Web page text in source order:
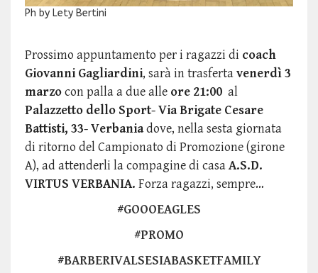
Ph by Lety Bertini
Prossimo appuntamento per i ragazzi di coach
Giovanni Gagliardini, sarà in trasfertavenerdì 3
marzocon palla a due alle ore 21:00 al
Palazzetto dello Sport- Via Brigate Cesare
Battisti, 33- Verbaniadove, nella sesta giornata
di ritorno del Campionato di Promozione (girone
A), ad attenderli la compagine di casaA.S.D.
VIRTUS VERBANIA. Forza ragazzi, sempre…
#GOOOEAGLES
#PROMO
#BARBERIVALSESIABASKETFAMILY